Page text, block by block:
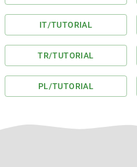
IT/TUTORIAL
TR/TUTORIAL
PL/TUTORIAL